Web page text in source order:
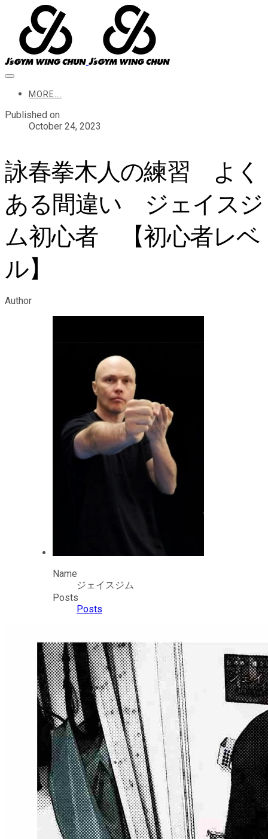
MORE...
Published on
October 24, 2023
詠春拳木人の練習 よく
ある間違い ジェイスジ
ム初心者 【初心者レベ
ル】
Author
Name
ジェイスジム
Posts
Posts